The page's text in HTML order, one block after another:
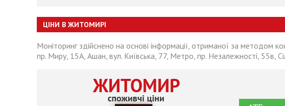
ЦІНИ В ЖИТОМИРІ
Моніторинг здійснено на основі інформації, отриманої за методом
пр. Миру, 15А, Ашан, вул. Київська, 77, Метро, пр. Незалежності, 55в,